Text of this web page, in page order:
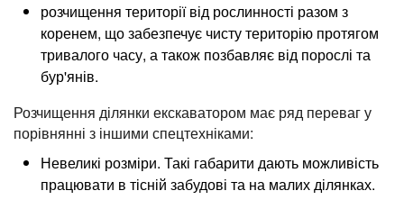
розчищення території від рослинності разом з
коренем, що забезпечує чисту територію протягом
тривалого часу, а також позбавляє від порослі та
бур'янів.
Розчищення ділянки екскаватором має ряд переваг у
порівнянні з іншими спецтехніками:
Невеликі розміри. Такі габарити дають можливість
працювати в тісній забудові та на малих ділянках.